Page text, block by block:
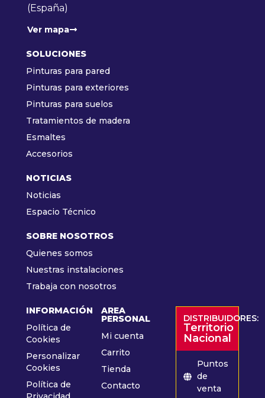
(España)
Ver mapa
SOLUCIONES
Pinturas para pared
Pinturas para exteriores
Pinturas para suelos
Tratamientos de madera
Esmaltes
Accesorios
NOTICIAS
Noticias
Espacio Técnico
SOBRE NOSOTROS
Quienes somos
Nuestras instalaciones
Trabaja con nosotros
INFORMACIÓN
Política de
Cookies
Personalizar
Cookies
Política de
AREA
PERSONAL
Mi cuenta
Carrito
Tienda
Contacto
DISTRIBUIDORES:
Territorio
Nacional
Puntos
de
venta